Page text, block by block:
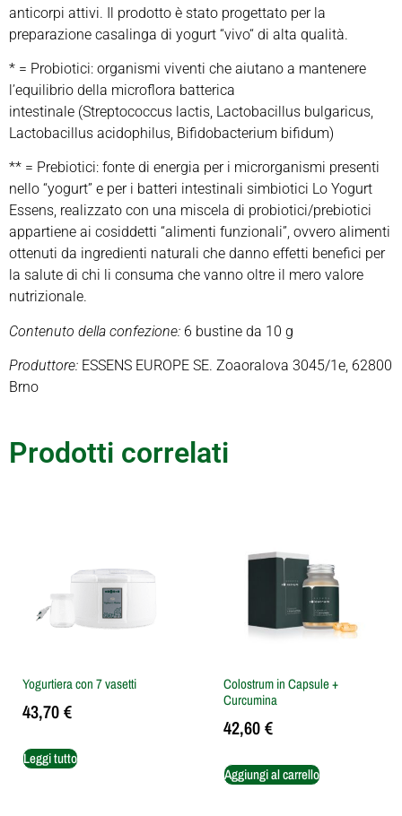
anticorpi attivi. Il prodotto è stato progettato per la
preparazione casalinga di yogurt “vivo“ di alta qualità.
* = Probiotici: organismi viventi che aiutano a mantenere
l’equilibrio della microflora batterica
intestinale (Streptococcus lactis, Lactobacillus bulgaricus,
Lactobacillus acidophilus, Bifidobacterium bifidum)
** = Prebiotici: fonte di energia per i microrganismi presenti
nello “yogurt” e per i batteri intestinali simbiotici Lo Yogurt
Essens, realizzato con una miscela di probiotici/prebiotici
appartiene ai cosiddetti “alimenti funzionali”, ovvero alimenti
ottenuti da ingredienti naturali che danno effetti benefici per
la salute di chi li consuma che vanno oltre il mero valore
nutrizionale.
Contenuto della confezione: 6 bustine da 10 g
Produttore: ESSENS EUROPE SE. Zoaoralova 3045/1e, 62800
Brno
Prodotti correlati
Yogurtiera con 7 vasetti
43,70€
Leggi tutto
Colostrum in Capsule +
Curcumina
42,60€
Aggiungi al carrello